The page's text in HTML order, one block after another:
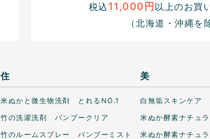
税込11,000円 以上のお買
（北海道・沖縄を
住
米ぬかと微生物洗剤 とれるNO.1
竹の洗濯洗剤 バンブークリア
竹のルームスプレー バンブーミスト
美
白無垢スキンケア
米ぬか酵素ナチュ
米ぬか酵素ナチュ